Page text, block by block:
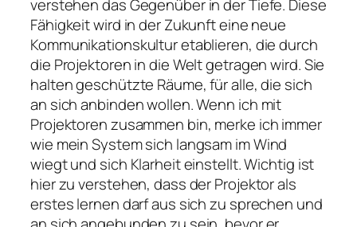
verstehen das Gegenüber in der Tiefe. Diese
Fähigkeit wird in der Zukunft eine neue
Kommunikationskultur etablieren, die durch
die Projektoren in die Welt getragen wird. Sie
halten geschützte Räume, für alle, die sich
an sich anbinden wollen. Wenn ich mit
Projektoren zusammen bin, merke ich immer
wie mein System sich langsam im Wind
wiegt und sich Klarheit einstellt. Wichtig ist
hier zu verstehen, dass der Projektor als
erstes lernen darf aus sich zu sprechen und